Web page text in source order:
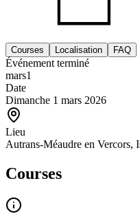
Courses Localisation FAQ
Événement terminé
mars1
Date
Dimanche 1 mars 2026
Lieu
Autrans-Méaudre en Vercors,
Courses